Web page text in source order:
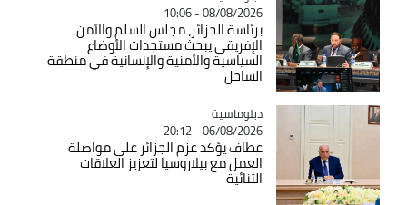
08/08/2026 - 10:06
برئاسة الجزائر، مجلس السلم والأمن
الإفريقي يبحث مستجدات الأوضاع
السياسية والأمنية والإنسانية في منطقة
الساحل
Catégorie
دبلوماسية
06/08/2026 - 20:12
عطاف يؤكد عزم الجزائر على مواصلة
العمل مع بيلاروسيا لتعزيز العلاقات
الثنائية